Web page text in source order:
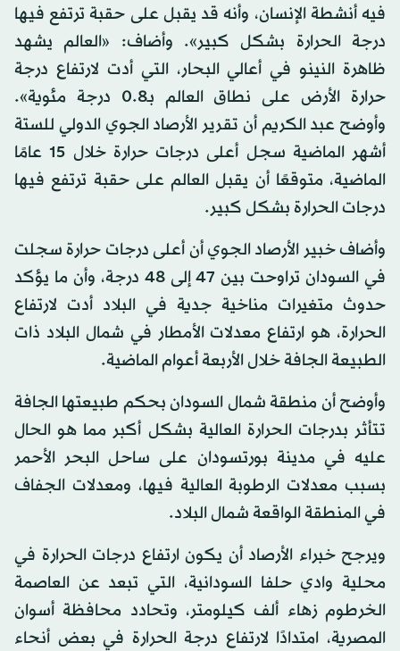
فيه أنشطة الإنسان، وأنه قد يقبل على حقبة ترتفع فيها
درجة الحرارة بشكل كبير». وأضاف: «العالم يشهد
ظاهرة النينو في أعالي البحار، التي أدت لارتفاع درجة
حرارة الأرض على نطاق العالم بـ0.8 درجة مئوية».
وأوضح عبد الكريم أن تقرير الأرصاد الجوي الدولي للستة
أشهر الماضية سجل أعلى درجات حرارة خلال 15 عامًا
الماضية، متوقعًا أن يقبل العالم على حقبة ترتفع فيها
درجات الحرارة بشكل كبير.
وأضاف خبير الأرصاد الجوي أن أعلى درجات حرارة سجلت
في السودان تراوحت بين 47 إلى 48 درجة، وأن ما يؤكد
حدوث متغيرات مناخية جدية في البلاد أدت لارتفاع
الحرارة، هو ارتفاع معدلات الأمطار في شمال البلاد ذات
الطبيعة الجافة خلال الأربعة أعوام الماضية.
وأوضح أن منطقة شمال السودان بحكم طبيعتها الجافة
تتأثر بدرجات الحرارة العالية بشكل أكبر مما هو الحال
عليه في مدينة بورتسودان على ساحل البحر الأحمر
بسبب معدلات الرطوبة العالية فيها، ومعدلات الجفاف
في المنطقة الواقعة شمال البلاد.
ويرجح خبراء الأرصاد أن يكون ارتفاع درجات الحرارة في
محلية وادي حلفا السودانية، التي تبعد عن العاصمة
الخرطوم زهاء ألف كيلومتر، وتحادد محافظة أسوان
المصرية، امتدادًا لارتفاع درجة الحرارة في بعض أنحاء